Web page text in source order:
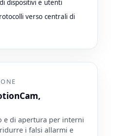
dispositivi e utenti
verso centrali di
e di apertura per interni
i falsi allarmi e